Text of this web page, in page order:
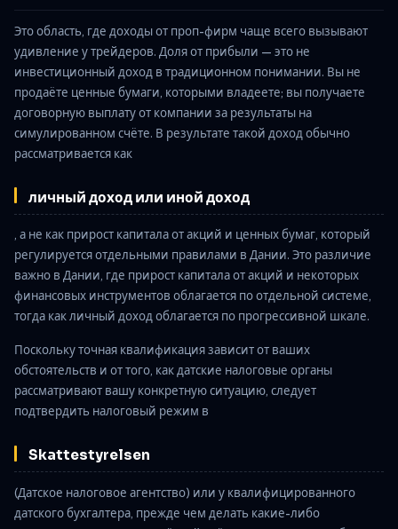
Это область, где доходы от проп-фирм чаще всего вызывают
удивление у трейдеров. Доля от прибыли — это не
инвестиционный доход в традиционном понимании. Вы не
продаёте ценные бумаги, которыми владеете; вы получаете
договорную выплату от компании за результаты на
симулированном счёте. В результате такой доход обычно
рассматривается как
личный доход или иной доход
, а не как прирост капитала от акций и ценных бумаг, который
регулируется отдельными правилами в Дании. Это различие
важно в Дании, где прирост капитала от акций и некоторых
финансовых инструментов облагается по отдельной системе,
тогда как личный доход облагается по прогрессивной шкале.
Поскольку точная квалификация зависит от ваших
обстоятельств и от того, как датские налоговые органы
рассматривают вашу конкретную ситуацию, следует
подтвердить налоговый режим в
Skattestyrelsen
(Датское налоговое агентство) или у квалифицированного
датского бухгалтера, прежде чем делать какие-либо